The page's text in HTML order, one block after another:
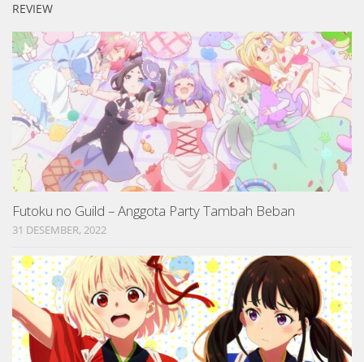
REVIEW
Futoku no Guild – Anggota Party Tambah Beban
31 DESEMBER, 2022